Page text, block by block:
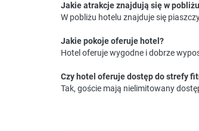
Jakie atrakcje znajdują się w
W pobliżu hotelu znajduje się
Jakie pokoje oferuje hotel?
Hotel oferuje wygodne i dobrze
Czy hotel oferuje dostęp do strefy
Tak, goście mają nielimitowany